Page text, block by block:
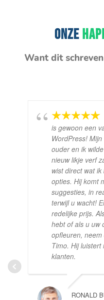
ONZE
Want dit
is gewoon een
WordPress!
ouder en ik
nieuw likje verf
wist direct wat
opties. Hij komt
suggesties, in
terwijl u wacht!
redelijke prijs.
hebt of als u uw
opfleuren,
Timo. Hij
klanten.
RONALD